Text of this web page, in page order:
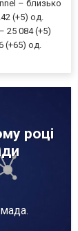
– близько
(+5) од.
25 084 (+5)
(+65) од.
році